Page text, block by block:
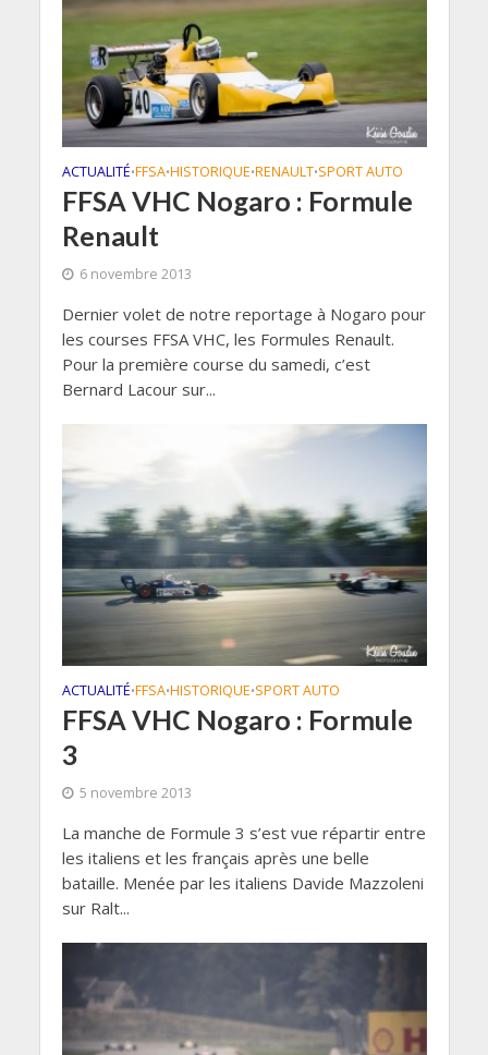
ACTUALITÉ•FFSA•HISTORIQUE•RENAULT•SPORT AUTO
FFSA VHC Nogaro : Formule
Renault
6 novembre 2013
Dernier volet de notre reportage à Nogaro pour
les courses FFSA VHC, les Formules Renault.
Pour la première course du samedi, c’est
Bernard Lacour sur...
ACTUALITÉ•FFSA•HISTORIQUE•SPORT AUTO
FFSA VHC Nogaro : Formule
3
5 novembre 2013
La manche de Formule 3 s’est vue répartir entre
les italiens et les français après une belle
bataille. Menée par les italiens Davide Mazzoleni
sur Ralt...